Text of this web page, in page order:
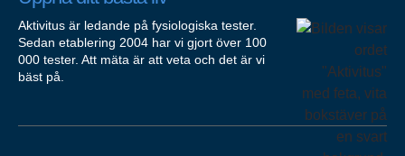
Aktivitus är ledande på fysiologiska tester.
Sedan etablering 2004 har vi gjort över 100
000 tester. Att mäta är att veta och det är vi
bäst på.